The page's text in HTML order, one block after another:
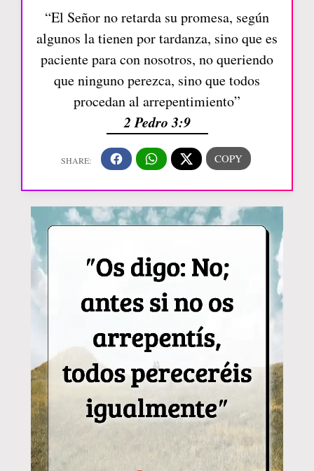
“El Señor no retarda su promesa, según
algunos la tienen por tardanza, sino que es
paciente para con nosotros, no queriendo
que ninguno perezca, sino que todos
procedan al arrepentimiento”
2 Pedro 3:9